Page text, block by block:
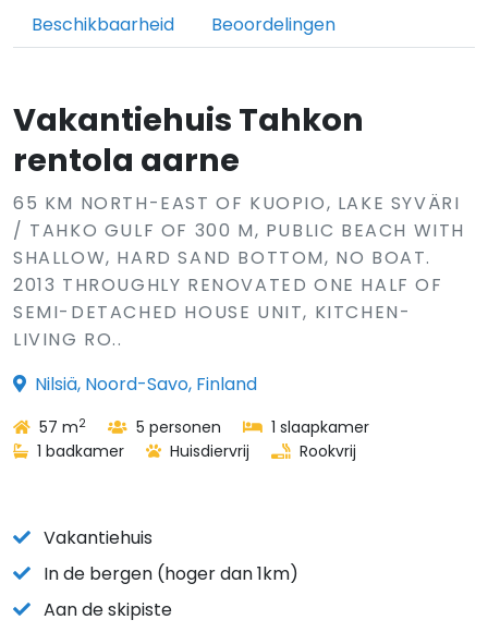
Beschikbaarheid Beoordelingen
Vakantiehuis Tahkon
rentola aarne
65 KM NORTH-EAST OF KUOPIO, LAKE SYVÄRI
/ TAHKO GULF OF 300 M, PUBLIC BEACH WITH
SHALLOW, HARD SAND BOTTOM, NO BOAT.
2013 THROUGHLY RENOVATED ONE HALF OF
SEMI-DETACHED HOUSE UNIT, KITCHEN-
LIVING RO..
Nilsiä, Noord-Savo, Finland
57 m2 5 personen
1 slaapkamer
1 badkamer
Huisdiervrij Rookvrij
Vakantiehuis
In de bergen (hoger dan 1km)
Aan de skipiste